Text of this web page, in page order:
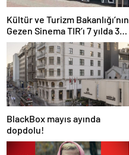
Kültür ve Turizm Bakanlığı’nın
Gezen Sinema TIR’ı 7 yılda 358
ilçeye ulaştı
BlackBox mayıs ayında
dopdolu!